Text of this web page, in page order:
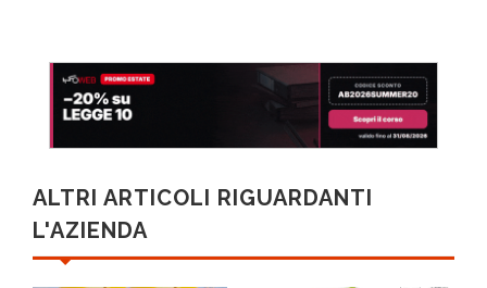
ALTRI ARTICOLI RIGUARDANTI
L'AZIENDA